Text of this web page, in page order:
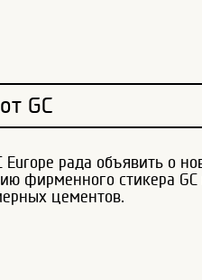
GC
Europe рада объявить о
фирменного стикера GC
цементов.